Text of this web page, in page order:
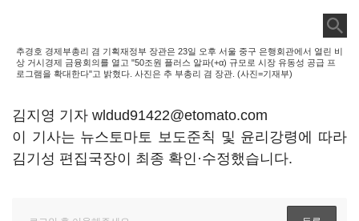
추경호 경제부총리 겸 기획재정부 장관은 23일 오후 서울 중구 은행회관에서 열린 비
상 거시경제 금융회의를 열고 "50조원 플러스 알파(+α) 규모로 시장 유동성 공급 프
로그램을 확대한다"고 밝혔다. 사진은 추 부총리 겸 장관. (사진=기재부)
김지영 기자 wldud91422@etomato.com
이 기사는 뉴스토마토 보도준칙 및 윤리강령에 따라
김기성 편집국장이 최종 확인·수정했습니다.